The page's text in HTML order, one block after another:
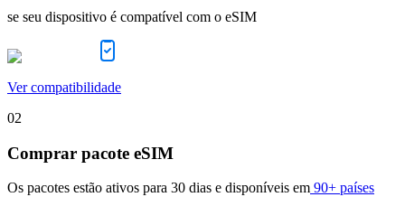
se seu dispositivo é compatível com o eSIM
Ver compatibilidade
02
Comprar pacote eSIM
Os pacotes estão ativos para 30 dias e disponíveis em 90+ países